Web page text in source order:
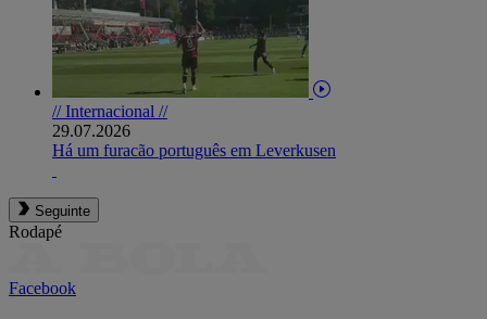
// Internacional //
29.07.2026
Há um furacão português em Leverkusen
Seguinte
Rodapé
Facebook